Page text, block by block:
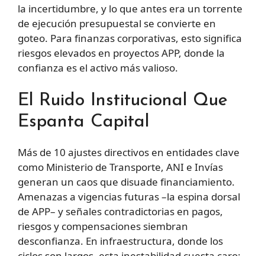
la incertidumbre, y lo que antes era un torrente
de ejecución presupuestal se convierte en
goteo. Para finanzas corporativas, esto significa
riesgos elevados en proyectos APP, donde la
confianza es el activo más valioso.
El Ruido Institucional Que
Espanta Capital
Más de 10 ajustes directivos en entidades clave
como Ministerio de Transporte, ANI e Invías
generan un caos que disuade financiamiento.
Amenazas a vigencias futuras –la espina dorsal
de APP– y señales contradictorias en pagos,
riesgos y compensaciones siembran
desconfianza. En infraestructura, donde los